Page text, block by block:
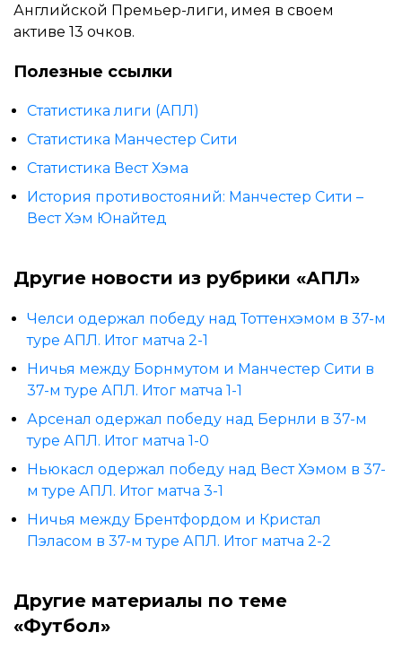
Английской Премьер-лиги, имея в своем
активе 13 очков.
Полезные ссылки
Статистика лиги (АПЛ)
Статистика Манчестер Сити
Статистика Вест Хэма
История противостояний: Манчестер Сити –
Вест Хэм Юнайтед
Другие новости из рубрики «АПЛ»
Челси одержал победу над Тоттенхэмом в 37-м
туре АПЛ. Итог матча 2-1
Ничья между Борнмутом и Манчестер Сити в
37-м туре АПЛ. Итог матча 1-1
Арсенал одержал победу над Бернли в 37-м
туре АПЛ. Итог матча 1-0
Ньюкасл одержал победу над Вест Хэмом в 37-
м туре АПЛ. Итог матча 3-1
Ничья между Брентфордом и Кристал
Пэласом в 37-м туре АПЛ. Итог матча 2-2
Другие материалы по теме
«Футбол»